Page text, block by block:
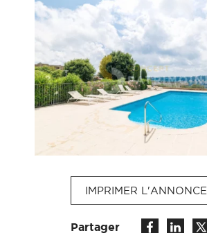
IMPRIMER L'ANNONCE
Partager